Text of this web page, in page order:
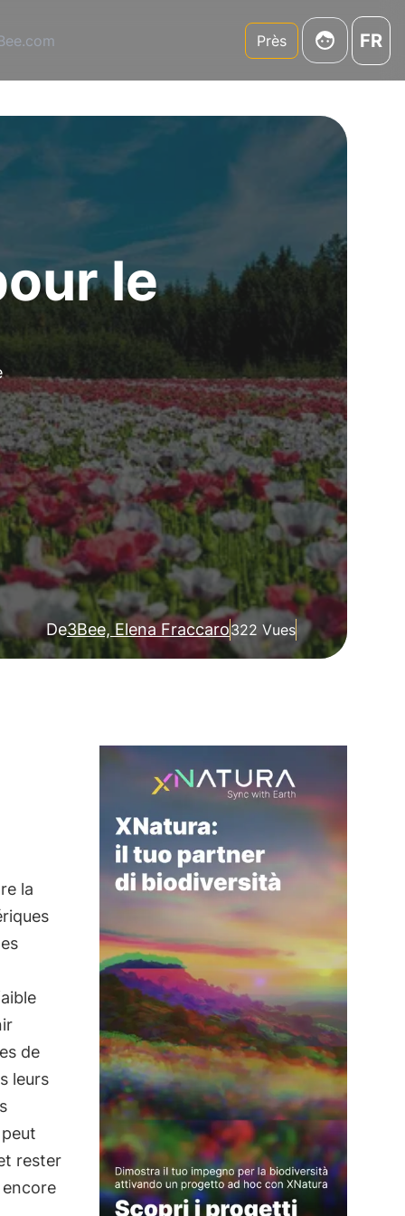
Près FR
le
De3Bee, Elena Fraccaro322 Vues
la
de
leurs
rester